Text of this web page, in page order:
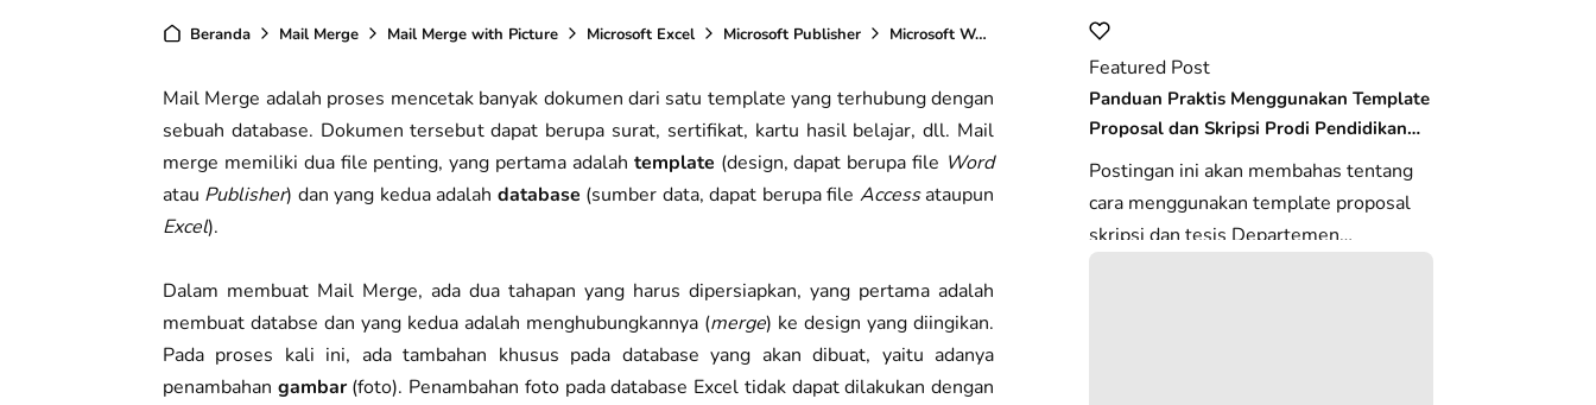
Beranda Mail Merge Mail Merge with Picture Microsoft Excel Microsoft Publisher Microsoft Word
Mail Merge adalah proses mencetak banyak dokumen dari satu template yang terhubung dengan
sebuah database. Dokumen tersebut dapat berupa surat, sertifikat, kartu hasil belajar, dll. Mail
merge memiliki dua file penting, yang pertama adalah template (design, dapat berupa file Word
atau Publisher) dan yang kedua adalah database (sumber data, dapat berupa file Accessataupun
Excel).
Dalam membuat Mail Merge, ada dua tahapan yang harus dipersiapkan, yang pertama adalah
membuat databse dan yang kedua adalah menghubungkannya (merge) ke design yang diingikan.
Pada proses kali ini, ada tambahan khusus pada database yang akan dibuat, yaitu adanya
penambahan gambar(foto). Penambahan foto pada database Excel tidak dapat dilakukan dengan
Featured Post
Panduan Praktis Menggunakan Template
Proposal dan Skripsi Prodi Pendidikan
Biologi FKIP USK
Postingan ini akan membahas tentang
cara menggunakan template proposal
skripsi dan tesis Departemen